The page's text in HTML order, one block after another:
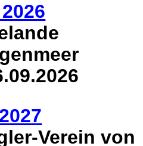
Verein von